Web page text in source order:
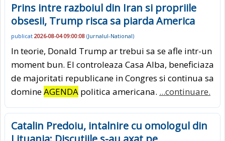
Prins intre razboiul din Iran si propriile
obsesii, Trump risca sa piarda America
publicat 2026-08-04 09:00:08 (Jurnalul-National)
In teorie, Donald Trump ar trebui sa se afle intr-un
moment bun. El controleaza Casa Alba, beneficiaza
de majoritati republicane in Congres si continua sa
domineAGENDA politica americana. ...continuare.
Catalin Predoiu, intalnire cu omologul din